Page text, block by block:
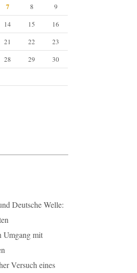
7 8
9
14 15
16
21 22
23
28 29
30
Deutsche Welle:
Umgang mit
Versuch eines